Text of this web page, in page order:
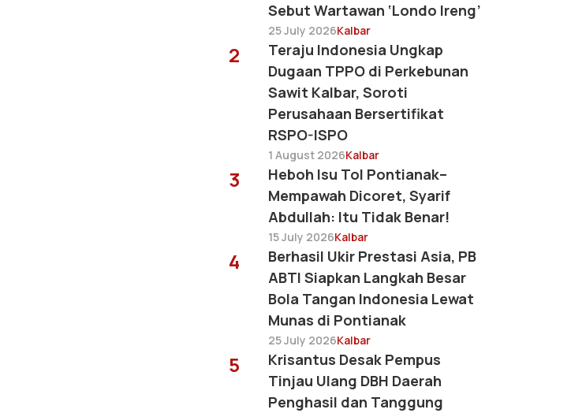
Sebut Wartawan ‘Londo Ireng’
25 July 2026Kalbar
2
Teraju Indonesia Ungkap
Dugaan TPPO di Perkebunan
Sawit Kalbar, Soroti
Perusahaan Bersertifikat
RSPO-ISPO
1 August 2026Kalbar
3
Heboh Isu Tol Pontianak–
Mempawah Dicoret, Syarif
Abdullah: Itu Tidak Benar!
15 July 2026Kalbar
4
Berhasil Ukir Prestasi Asia, PB
ABTI Siapkan Langkah Besar
Bola Tangan Indonesia Lewat
Munas di Pontianak
25 July 2026Kalbar
5
Krisantus Desak Pempus
Tinjau Ulang DBH Daerah
Penghasil dan Tanggung